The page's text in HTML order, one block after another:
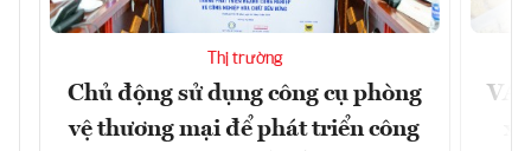
Thị trường
Chủ động sử dụng công cụ phòng
vệ thương mại để phát triển công